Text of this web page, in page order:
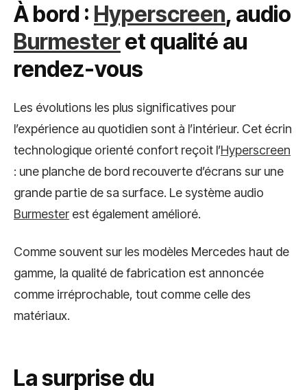
À bord : Hyperscreen, audio
Burmesteret qualité au
rendez-vous
Les évolutions les plus significatives pour
l’expérience au quotidien sont à l’intérieur. Cet écrin
technologique orienté confort reçoit l’Hyperscreen
: une planche de bord recouverte d’écrans sur une
grande partie de sa surface. Le système audio
Burmester est également amélioré.
Comme souvent sur les modèles Mercedes haut de
gamme, la qualité de fabrication est annoncée
comme irréprochable, tout comme celle des
matériaux.
La surprise du